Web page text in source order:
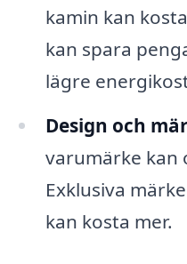
kamin kan
kan spara
lägre
Design och
varumärke kan
Exklusiva
kan kosta mer.